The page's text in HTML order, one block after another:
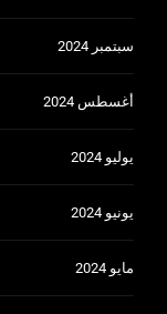
سبتمبر 2024
أغسطس 2024
يوليو 2024
يونيو 2024
مايو 2024